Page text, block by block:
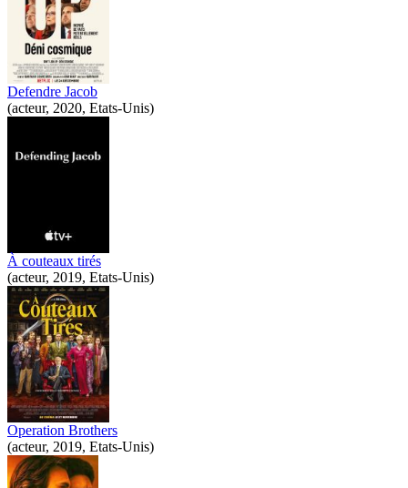
Defendre Jacob
(acteur, 2020, Etats-Unis)
À couteaux tirés
(acteur, 2019, Etats-Unis)
Operation Brothers
(acteur, 2019, Etats-Unis)